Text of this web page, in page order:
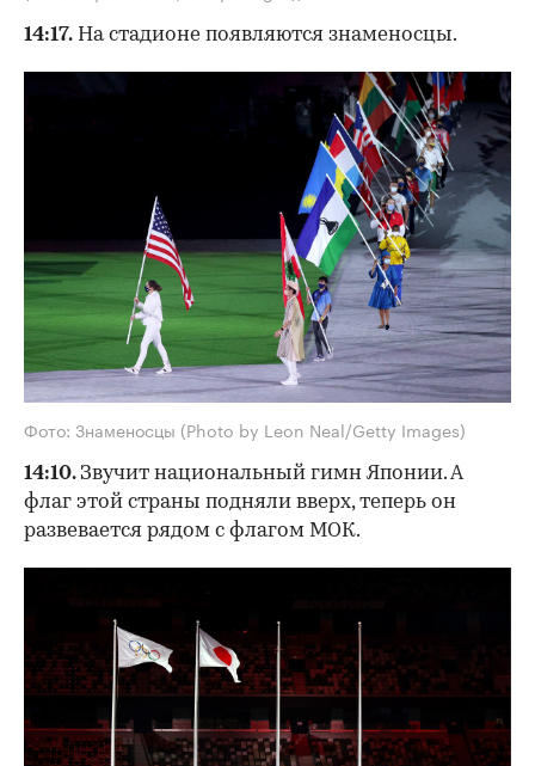
14:17. На стадионе появляются знаменосцы.
Фото: Знаменосцы (Photo by Leon Neal/Getty Images)
14:10. Звучит национальный гимн Японии. А
флаг этой страны подняли вверх, теперь он
развевается рядом с флагом МОК.